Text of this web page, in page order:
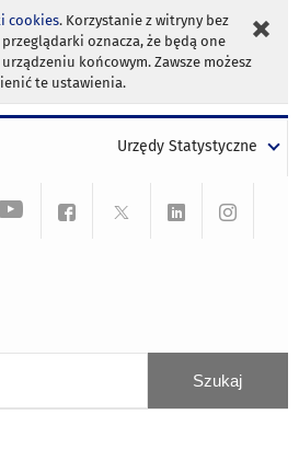
cookies. Korzystanie z witryny bez
oznacza, że będą one
końcowym. Zawsze możesz
te ustawienia.
Urzędy Statystyczne